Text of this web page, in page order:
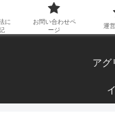
ジョイ ブログラ
アグ
に
お問い合わせペ
ージ
運